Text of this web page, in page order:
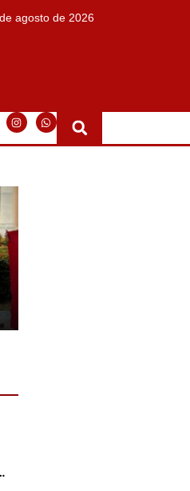
agosto de 2026